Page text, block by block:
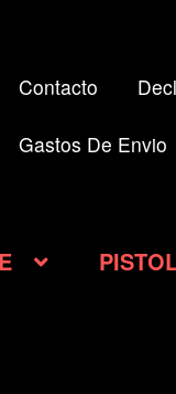
Contacto
Gastos De Envio